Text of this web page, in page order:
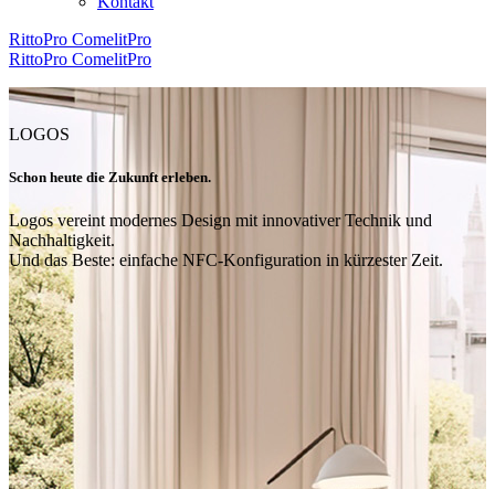
RittoPro ComelitPro
RittoPro ComelitPro
LOGOS
Schon heute die Zukunft erleben.
Logos vereint modernes Design mit innovativer Technik und
Nachhaltigkeit.
Und das Beste: einfache NFC-Konfiguration in kürzester Zeit.